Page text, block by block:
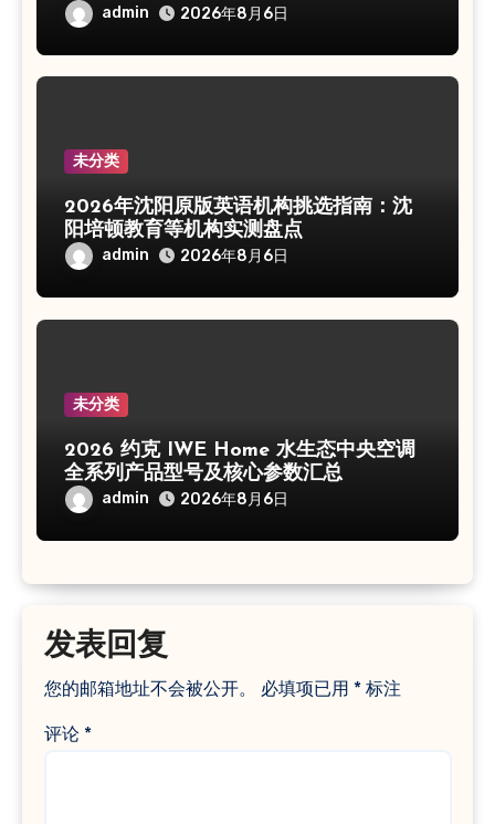
admin 2026年8月6日
未分类
2026年沈阳原版英语机构挑选指南：沈
阳培顿教育等机构实测盘点
admin 2026年8月6日
未分类
2026 约克 IWE Home 水生态中央空调
全系列产品型号及核心参数汇总
admin 2026年8月6日
发表回复
您的邮箱地址不会被公开。 必填项已用 *标注
评论 *